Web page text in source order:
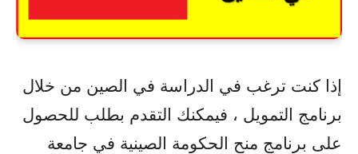
إذا كنت ترغب في الدراسة في الصين من خلال
برنامج التمويل ، فيمكنك التقدم بطلب للحصول
على برنامج منح الحكومة الصينية في جامعة